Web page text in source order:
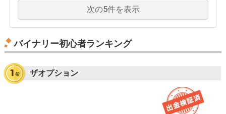
次の5件を表示
バイナリー初心者ランキング
ザオプション